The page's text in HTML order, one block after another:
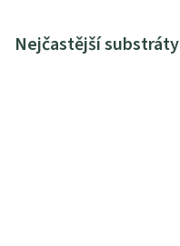
Nejčastější substráty